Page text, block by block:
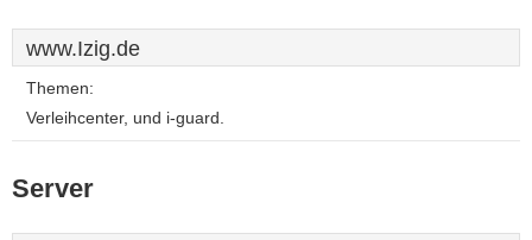
www.Izig.de
Themen:
Verleihcenter, und i-guard.
Server